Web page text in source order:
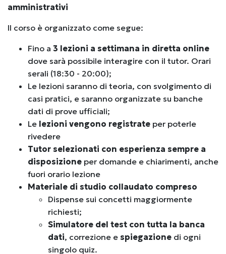
amministrativi
Il corso è organizzato come segue:
Fino a 3 lezioni a settimana in diretta online
dove sarà possibile interagire con il tutor. Orari
serali (18:30 - 20:00);
Le lezioni saranno di teoria, con svolgimento di
casi pratici, e saranno organizzate su banche
dati di prove ufficiali;
Le lezioni vengono registrate per poterle
rivedere
Tutor selezionati con esperienza sempre a
disposizione per domande e chiarimenti, anche
fuori orario lezione
Materiale di studio collaudato compreso
Dispense sui concetti maggiormente
richiesti;
Simulatore del test con tutta la banca
dati, correzione e spiegazione di ogni
singolo quiz.